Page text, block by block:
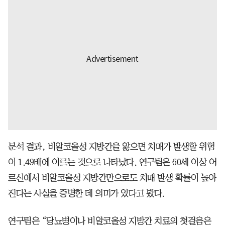
분석 결과, 비알코올성 지방간을 앓으면 치매가 발생할 위험
이 1.49배에 이르는 것으로 나타났다. 연구팀은 60세 이상 어
르신에서 비알코올성 지방간만으로도 치매 발생 확률이 높아
진다는 사실을 증명한 데 의미가 있다고 봤다.
연구팀은 “당뇨병이나 비알코올성 지방간 치료의 첫걸음은